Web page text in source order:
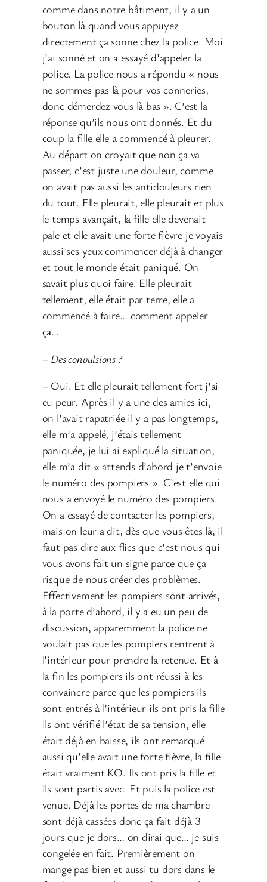
comme dans notre bâtiment, il y a un
bouton là quand vous appuyez
directement ça sonne chez la police. Moi
j’ai sonné et on a essayé d’appeler la
police. La police nous a répondu « nous
ne sommes pas là pour vos conneries,
donc démerdez vous là bas ». C’est la
réponse qu’ils nous ont donnés. Et du
coup la fille elle a commencé à pleurer.
Au départ on croyait que non ça va
passer, c’est juste une douleur, comme
on avait pas aussi les antidouleurs rien
du tout. Elle pleurait, elle pleurait et plus
le temps avançait, la fille elle devenait
pale et elle avait une forte fièvre je voyais
aussi ses yeux commencer déjà à changer
et tout le monde était paniqué. On
savait plus quoi faire. Elle pleurait
tellement, elle était par terre, elle a
commencé à faire… comment appeler
ça…
– Des convulsions ?
– Oui. Et elle pleurait tellement fort j’ai
eu peur. Après il y a une des amies ici,
on l’avait rapatriée il y a pas longtemps,
elle m’a appelé, j’étais tellement
paniquée, je lui ai expliqué la situation,
elle m’a dit « attends d’abord je t’envoie
le numéro des pompiers ». C’est elle qui
nous a envoyé le numéro des pompiers.
On a essayé de contacter les pompiers,
mais on leur a dit, dès que vous êtes là, il
faut pas dire aux flics que c’est nous qui
vous avons fait un signe parce que ça
risque de nous créer des problèmes.
Effectivement les pompiers sont arrivés,
à la porte d’abord, il y a eu un peu de
discussion, apparemment la police ne
voulait pas que les pompiers rentrent à
l’intérieur pour prendre la retenue. Et à
la fin les pompiers ils ont réussi à les
convaincre parce que les pompiers ils
sont entrés à l’intérieur ils ont pris la fille
ils ont vérifié l’état de sa tension, elle
était déjà en baisse, ils ont remarqué
aussi qu’elle avait une forte fièvre, la fille
était vraiment KO. Ils ont pris la fille et
ils sont partis avec. Et puis la police est
venue. Déjà les portes de ma chambre
sont déjà cassées donc ça fait déjà 3
jours que je dors… on dirai que… je suis
congelée en fait. Premièrement on
mange pas bien et aussi tu dors dans le